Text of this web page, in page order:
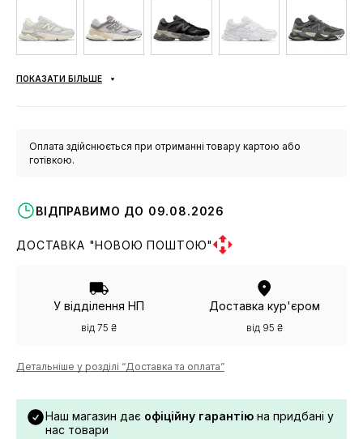
ПОКАЗАТИ БІЛЬШЕ
Оплата здійснюється при отриманні товару картою або
готівкою.
ВІДПРАВИМО ДО 09.08.2026
ДОСТАВКА "НОВОЮ ПОШТОЮ"
У відділення НП
від 75 ₴
Доставка кур'єром
від 95 ₴
Детальніше у розділі “Доставка та оплата”
Наш магазин дає офіційну гарантію на придбані у
нас товари